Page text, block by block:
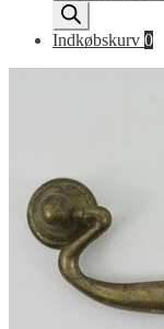
search
Indkøbskurv 0